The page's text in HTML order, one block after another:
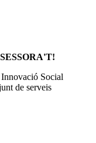
Social
de serveis